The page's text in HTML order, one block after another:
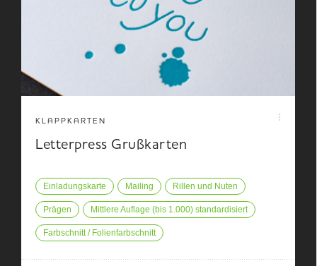
KLAPPKARTEN
Letterpress Grußkarten
Einladungskarte Mailing Rillen und Nuten
Prägen Mittlere Auflage (bis 1.000) standardisiert
Farbschnitt / Folienfarbschnitt